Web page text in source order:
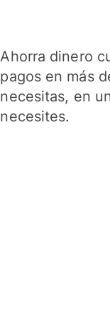
Ahorra dinero
pagos en más
necesitas, en
necesites.